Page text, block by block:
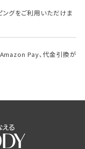
ングをご利用いただけま
Amazon Pay、代金引換が